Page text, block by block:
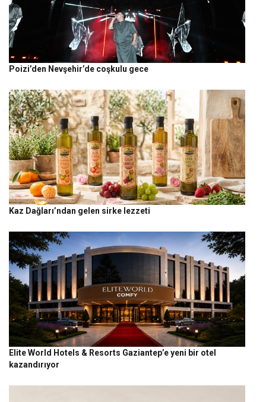
Poizi’den Nevşehir’de coşkulu gece
Kaz Dağları’ndan gelen sirke lezzeti
Elite World Hotels & Resorts Gaziantep’e yeni bir otel
kazandırıyor